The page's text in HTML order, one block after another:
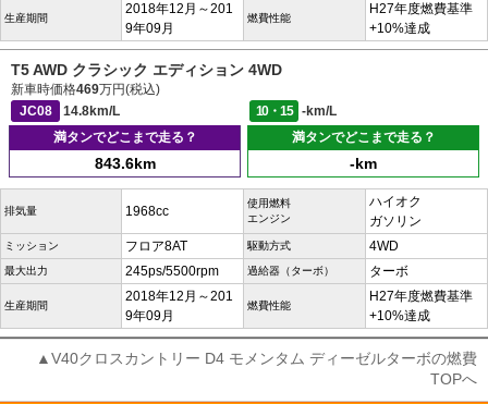
生産期間
2018年12月～201
9年09月
燃費性能
H27年度燃費基準
+10%達成
T5 AWD クラシック エディション 4WD
新車時価格469万円(税込)
JC08
14.8km/L 10・15
-km/L
満タンでどこまで走る？
843.6km
満タンでどこまで走る？
-km
排気量 1968cc
使用燃料
エンジン
ハイオク
ガソリン
ミッション フロア8AT 駆動方式 4WD
最大出力 245ps/5500rpm 過給器（ターボ） ターボ
生産期間
2018年12月～201
9年09月
燃費性能
H27年度燃費基準
+10%達成
▲V40クロスカントリー D4 モメンタム ディーゼルターボの燃費
TOPへ